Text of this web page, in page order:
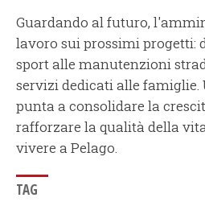
Guardando al futuro,
lavoro sui prossimi progetti:
sport alle manutenzioni
servizi dedicati alle famiglie.
punta a consolidare la
rafforzare la qualità della
vivere a Pelago.
TAG